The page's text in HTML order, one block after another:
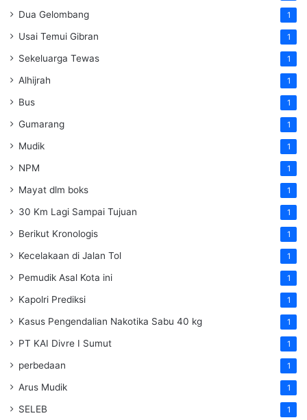
Dua Gelombang 1
Usai Temui Gibran 1
Sekeluarga Tewas 1
Alhijrah 1
Bus 1
Gumarang 1
Mudik 1
NPM 1
Mayat dlm boks 1
30 Km Lagi Sampai Tujuan 1
Berikut Kronologis 1
Kecelakaan di Jalan Tol 1
Pemudik Asal Kota ini 1
Kapolri Prediksi 1
Kasus Pengendalian Nakotika Sabu 40 kg 1
PT KAI Divre I Sumut 1
perbedaan 1
Arus Mudik 1
SELEB 1